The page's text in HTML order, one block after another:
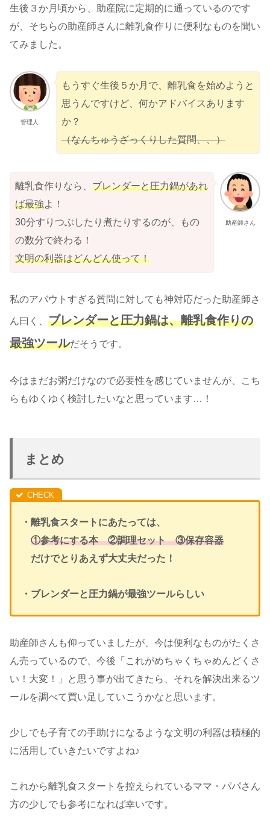
生後３か月頃から、助産院に定期的に通っているのです
が、そちらの助産師さんに離乳食作りに便利なものを聞い
てみました。
管理人
もうすぐ生後５か月で、離乳食を始めようと
思うんですけど、何かアドバイスあります
か？
（なんちゅうざっくりした質問、、）
助産師さん
離乳食作りなら、 ブレンダーと圧力鍋があれ
ば最強よ！
30分すりつぶしたり煮たりするのが、もの
の数分で終わる！
文明の利器はどんどん使って！
私のアバウトすぎる質問に対しても神対応だった助産師さ
ん曰く、 ブレンダーと圧力鍋は、離乳食作りの
最強ツールだそうです。
今はまだお粥だけなので必要性を感じていませんが、こち
らもゆくゆく検討したいなと思っています…！
まとめ
・離乳食スタートにあたっては、
①参考にする本 ②調理セット ③保存容器
だけでとりあえず大丈夫だった！
・ブレンダーと圧力鍋が最強ツールらしい
助産師さんも仰っていましたが、今は便利なものがたくさ
ん売っているので、今後「これがめちゃくちゃめんどくさ
い！大変！」と思う事が出てきたら、それを解決出来るツ
ールを調べて買い足していこうかなと思います。
少しでも子育ての手助けになるような文明の利器は積極的
に活用していきたいですよね♪
これから離乳食スタートを控えられているママ・パパさん
方の少しでも参考になれば幸いです。